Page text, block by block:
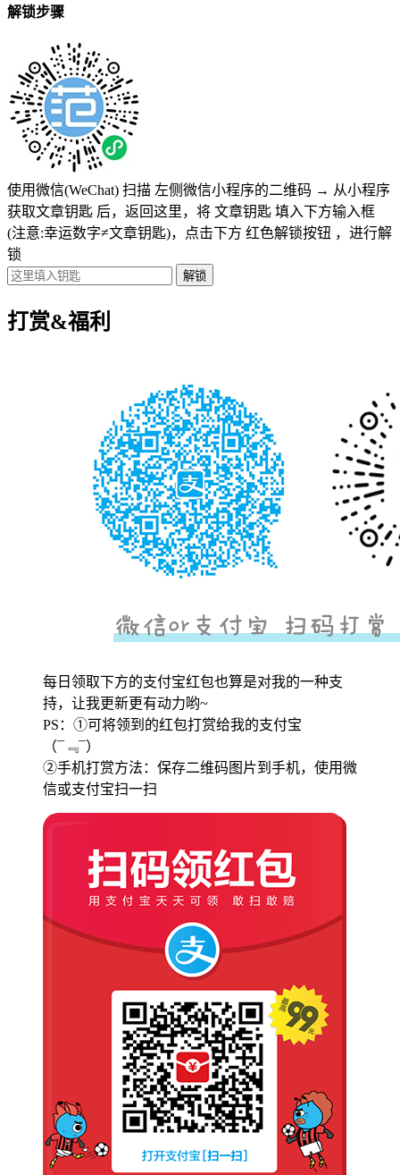
解锁步骤
使用微信(WeChat) 扫描 左侧微信小程序的二维码 → 从小程序
获取文章钥匙 后，返回这里，将 文章钥匙 填入下方输入框
(注意:幸运数字≠文章钥匙)，点击下方 红色解锁按钮 ，进行解
锁
打赏&福利
每日领取下方的支付宝红包也算是对我的一种支
持，让我更新更有动力哟~
PS：①可将领到的红包打赏给我的支付宝
（¯﹃¯）
②手机打赏方法：保存二维码图片到手机，使用微
信或支付宝扫一扫